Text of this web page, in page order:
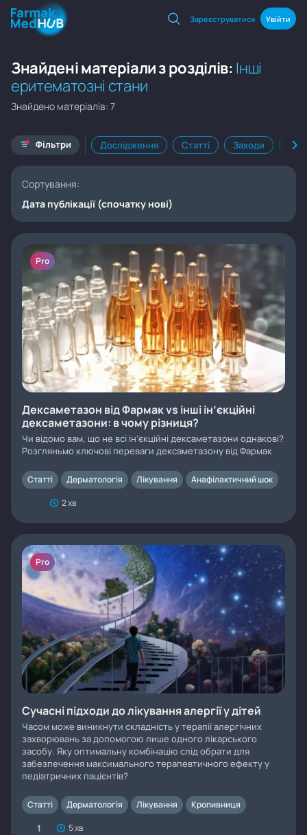
Зареєструватися Увійти
Знайдені матеріали з розділів: Інші
еритематозні стани
Знайдено матеріалів: 7
Фільтри Дослідження Статті Заходи
Сортування:
Дата публікації (спочатку нові)
Pro
Дексаметазон від Фармак vs інші ін’єкційні
дексаметазони: в чому різниця?
Чи відомо вам, що не всі ін’єкційні дексаметазони однакові?
Розгляньмо ключові переваги дексаметазону від Фармак
Статті Дерматологія Лікування
Анафілактичний шок
2 хв
Pro
Сучасні підходи до лікування алергії у дітей
Часом може виникнути складність у терапії алергічних
захворювань за допомогою лише одного лікарського
засобу. Яку оптимальну комбінацію слід обрати для
забезпечення максимального терапевтичного ефекту у
педіатричних пацієнтів?
Статті Дерматологія Лікування Кропивниця
1 5 хв